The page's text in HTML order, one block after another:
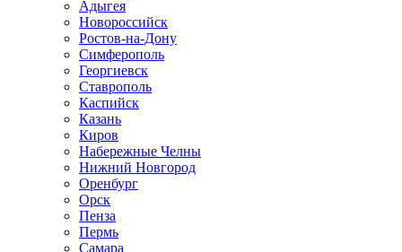
Адыгея
Новороссийск
Ростов-на-Дону
Симферополь
Георгиевск
Ставрополь
Каспийск
Казань
Киров
Набережные Челны
Нижний Новгород
Оренбург
Орск
Пенза
Пермь
Самара